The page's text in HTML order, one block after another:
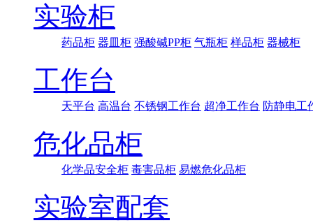
实验柜
药品柜 器皿柜 强酸碱PP柜 气瓶柜 样品柜 器械柜
工作台
天平台 高温台 不锈钢工作台 超净工作台 防静电工
危化品柜
化学品安全柜 毒害品柜 易燃危化品柜
实验室配套